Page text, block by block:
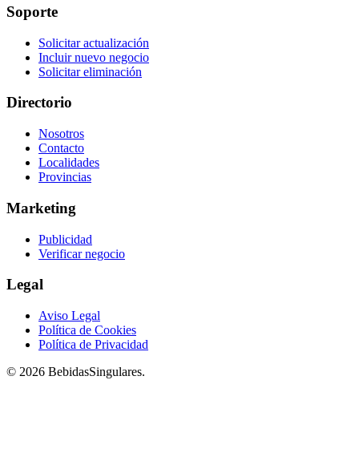
Soporte
Solicitar actualización
Incluir nuevo negocio
Solicitar eliminación
Directorio
Nosotros
Contacto
Localidades
Provincias
Marketing
Publicidad
Verificar negocio
Legal
Aviso Legal
Política de Cookies
Política de Privacidad
© 2026 BebidasSingulares.